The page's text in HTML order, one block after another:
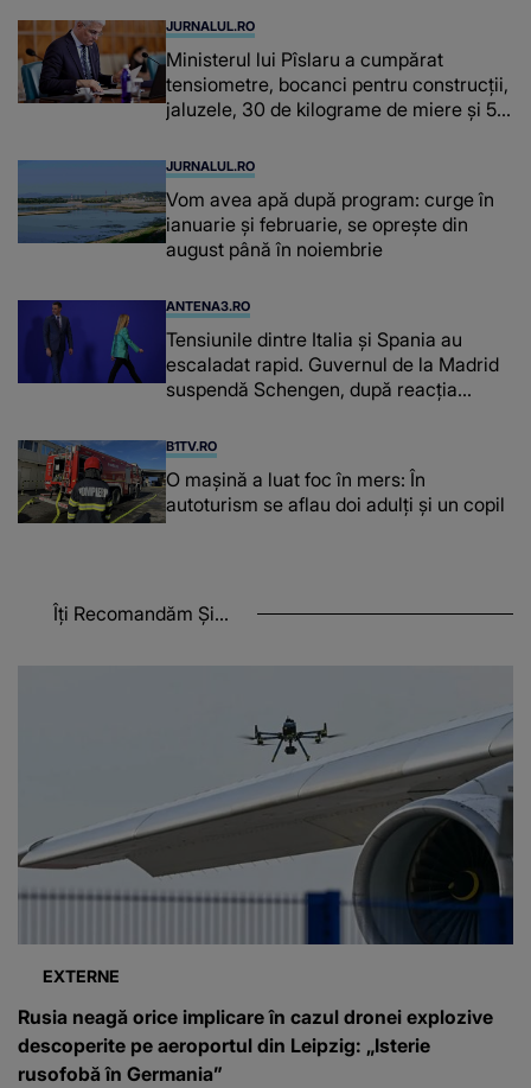
JURNALUL.RO
Ministerul lui Pîslaru a cumpărat
tensiometre, bocanci pentru construcții,
jaluzele, 30 de kilograme de miere și 50
JURNALUL.RO
Vom avea apă după program: curge în
ianuarie și februarie, se oprește din
august până în noiembrie
ANTENA3.RO
Tensiunile dintre Italia și Spania au
escaladat rapid. Guvernul de la Madrid
suspendă Schengen, după reacția
B1TV.RO
O maşină a luat foc în mers: În
autoturism se aflau doi adulți și un copil
Îți Recomandăm Și...
EXTERNE
Rusia neagă orice implicare în cazul dronei explozive
descoperite pe aeroportul din Leipzig: „Isterie
rusofobă în Germania”